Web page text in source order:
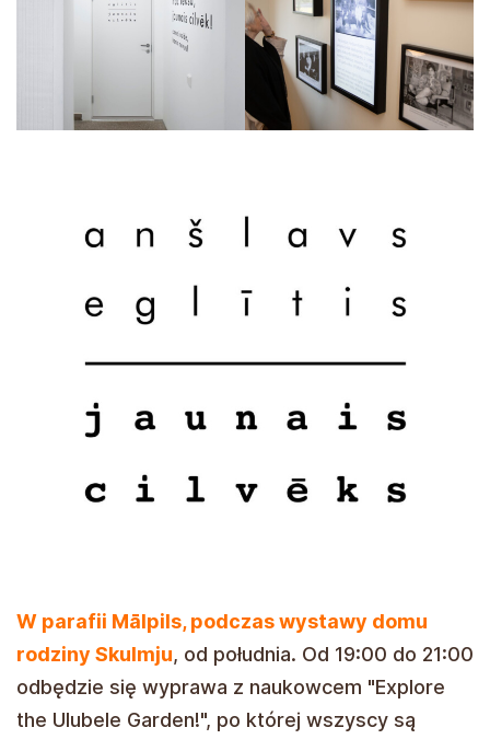
W parafii Mālpils, podczas wystawy domu
rodziny Skulmju, od południa. Od 19:00 do 21:00
odbędzie się wyprawa z naukowcem "Explore
the Ulubele Garden!", po której wszyscy są